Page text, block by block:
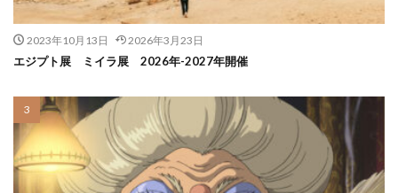
2023年10月13日 2026年3月23日
エジプト展 ミイラ展 2026年-2027年開催